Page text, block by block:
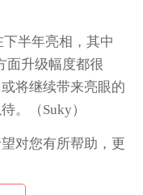
半年亮相，其中
面升级幅度都很
将继续带来亮眼的
。（Suky）
对您有所帮助，更